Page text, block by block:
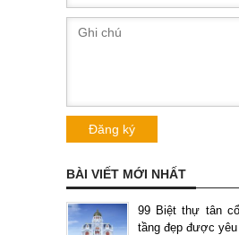
BÀI VIẾT MỚI NHẤT
99 Biệt thự tân
tầng đẹp được